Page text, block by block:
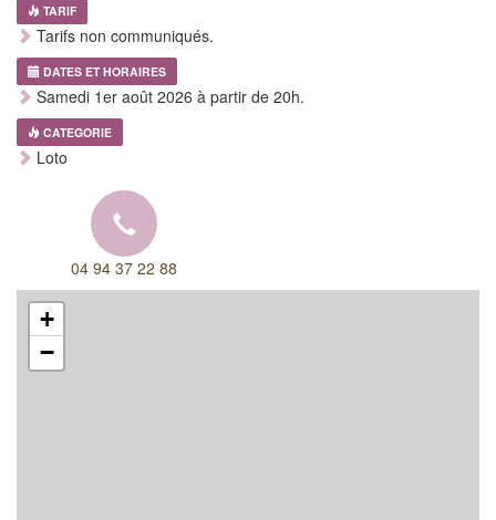
TARIF
Tarifs non communiqués.
DATES ET HORAIRES
Samedi 1er août 2026 à partir de 20h.
CATEGORIE
Loto
04 94 37 22 88
+
−